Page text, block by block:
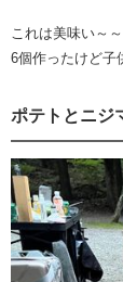
これは美味い～～
6個作ったけど子
ポテトとニジ